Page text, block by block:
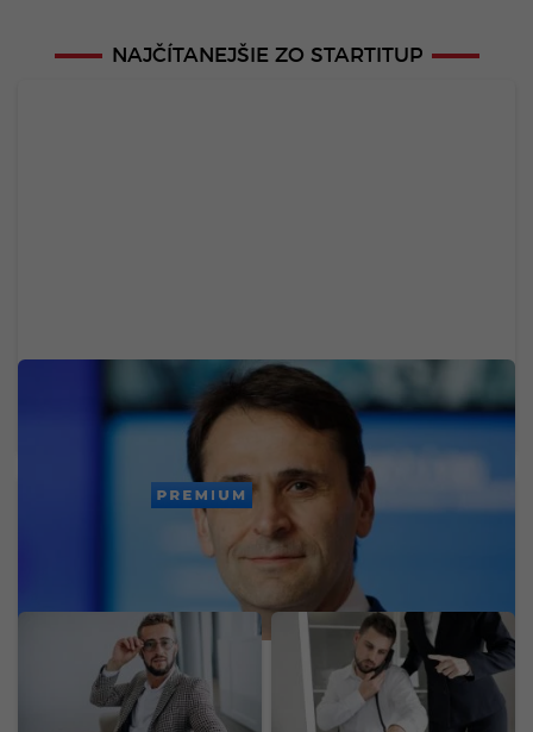
NAJČÍTANEJŠIE ZO STARTITUP
Zamestnancom rozdá 19 775 eur, aby ich
neprebrala konkurencia. Technologický gigant
rozdáva peniaze
PREMIUM
Odložil som si 70 % mzdy
a investoval 1 900 eur.
Experiment ukázal, čo
návody na bohatstvo
nespomínajú
Jedna z najväčších
slovenských bánk dnes
mala problémy. Výpadok
zasiahol platby a ďalšie
služby